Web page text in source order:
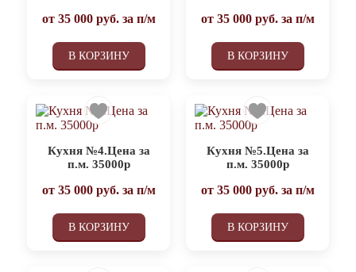
от 35 000руб. за п/м
В КОРЗИНУ
от 35 000руб. за п/м
В КОРЗИНУ
Кухня №4.Цена за
п.м. 35000р
от 35 000руб. за п/м
В КОРЗИНУ
Кухня №5.Цена за
п.м. 35000р
от 35 000руб. за п/м
В КОРЗИНУ